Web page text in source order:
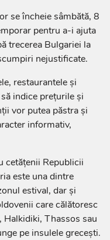
se încheie sâmbătă, 8
pentru a-i ajuta
trecerea Bulgariei la
nejustificate.
restaurantele și
indice prețurile și
vor putea păstra și
informativ,
cetățenii Republicii
este una dintre
estival, dar și
care călătoresc
Thassos sau
pe insulele grecești.